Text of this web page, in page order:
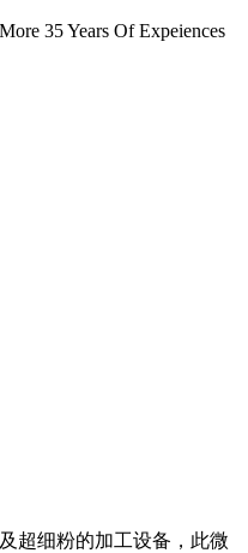
35 Years Of Expeiences
超细粉的加工设备，此微